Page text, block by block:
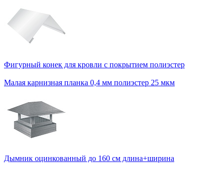
Фигурный конек для кровли с покрытием полиэстер
Малая карнизная планка 0,4 мм полиэстер 25 мкм
Дымник оцинкованный до 160 см длина+ширина